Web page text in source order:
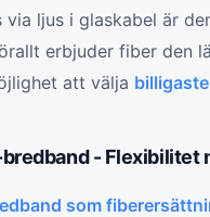
via ljus i glaskabel är
erbjuder fiber den
att välja
- Flexibilitet
som